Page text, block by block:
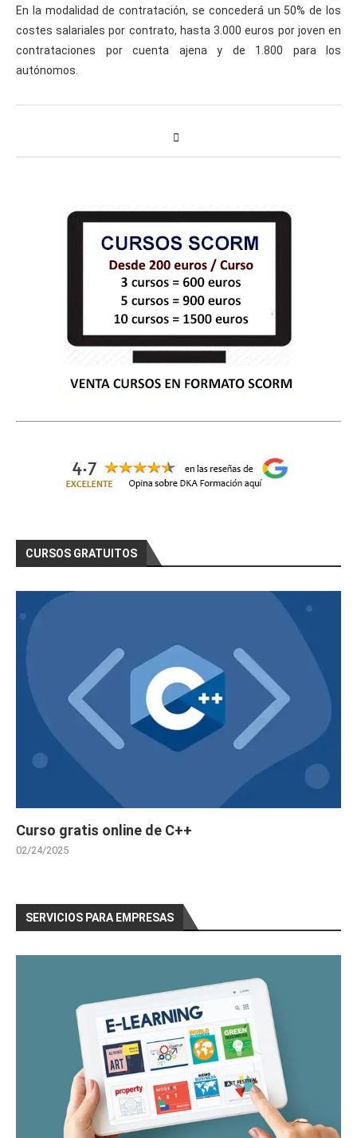
En la modalidad de contratación, se concederá un 50% de los
costes salariales por contrato, hasta 3.000 euros por joven en
contrataciones por cuenta ajena y de 1.800 para los
autónomos.
CURSOS GRATUITOS
Curso gratis online de C++
02/24/2025
SERVICIOS PARA EMPRESAS